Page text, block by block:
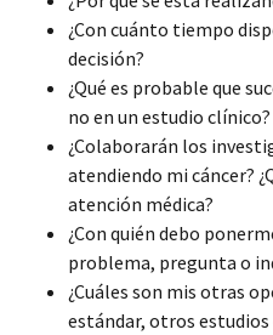
¿Con cuánto tiempo
decisión?
¿Qué es probable que
no en un estudio clínico?
¿Colaborarán los
atendiendo mi cáncer?
atención médica?
¿Con quién debo
problema, pregunta o
¿Cuáles son mis otras
estándar, otros estudios